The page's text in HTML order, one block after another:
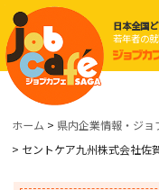
日本全国
若年者の
ホーム > 県内企業情報・ジョ
> セントケア九州株式会社佐